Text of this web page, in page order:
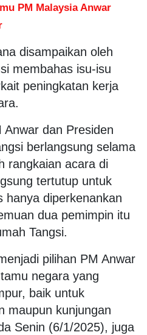
PM Malaysia Anwar
disampaikan oleh
membahas isu-isu
peningkatan kerja
dan Presiden
berlangsung selama
rangkaian acara di
tertutup untuk
hanya diperkenankan
dua pemimpin itu
Tangsi.
pilihan PM Anwar
negara yang
baik untuk
maupun kunjungan
Senin (6/1/2025), juga